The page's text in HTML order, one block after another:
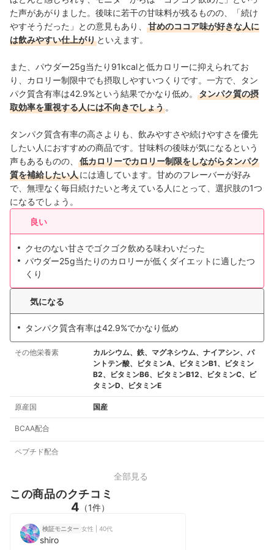
た声があがりました。後味に若干の甘味料が残るものの、「続け
やすそうだった」との意見もあり、
甘めのココア味が好きな人に
は飲みやすい仕上がり といえます。
また、パウダー25g当たり91kcalと低カロリーに抑えられてお
り、カロリー制限中でも摂取しやすいつくりです。一方で、タン
パク質含有率は42.9%という結果でかなり低め。
タンパク質の摂
取効率を重視する人には不向きでしょう。
タンパク質含有率の高さよりも、飲みやすさや続けやすさを優先
したい人におすすめの商品です。甘味料の後味が気になるという
声もあるものの、
低カロリーでカロリー制限をしながらタンパク
質を補給したい人には適しています。甘めのフレーバーが好み
で、無理なく毎日続けたいと考えている人にとって、選択肢の1つ
になるでしょう。
良い
クセのない甘さでゴクゴク飲める味わいだった
パウダー25g当たりのカロリーが低くダイエットに適したつ
くり
気になる
タンパク質含有率は42.9%でかなり低め
その他栄養素
カルシウム、鉄、マグネシウム、ナイアシン、パ
ントテン酸、ビタミンA、ビタミンB1、ビタミン
B2、ビタミンB6、ビタミンB12、ビタミンC、ビ
タミンD、ビタミンE
原産国 国産
BCAA配合
ペプチド配合
全部見る
この商品のクチコミ
4 （1件）
検証モニター 女性 | 40代
shiro